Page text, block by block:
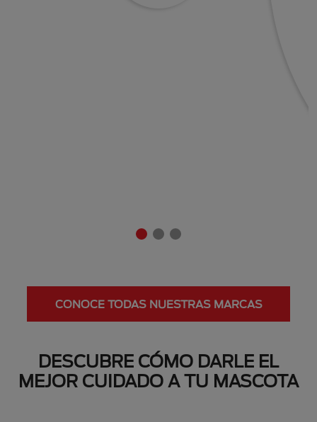
CONOCE TODAS NUESTRAS MARCAS
DESCUBRE CÓMO DARLE EL
MEJOR CUIDADO A TU MASCOTA